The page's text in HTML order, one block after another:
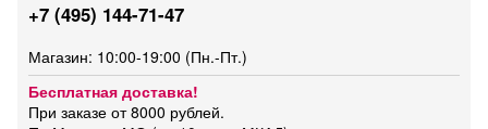
+7 (495) 144-71-47
Магазин: 10:00-19:00 (Пн.-Пт.)
Бесплатная доставка!
При заказе от 8000 рублей.